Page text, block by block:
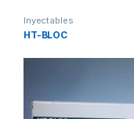
Inyectables
HT-BLOC